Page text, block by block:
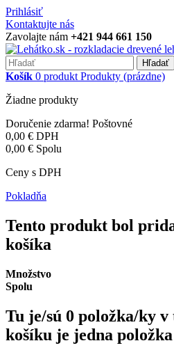
Prihlásiť
Kontaktujte nás
Zavolajte nám +421 944 661 150
Hľadať
Košík 0 produkt Produkty (prázdne)
Žiadne produkty
Doručenie zdarma! Poštovné
0,00 € DPH
0,00 € Spolu
Ceny s DPH
Pokladňa
Tento produkt bol
košíka
Množstvo
Spolu
Tu je/sú 0 položka/ky v
košíku je jedna položka